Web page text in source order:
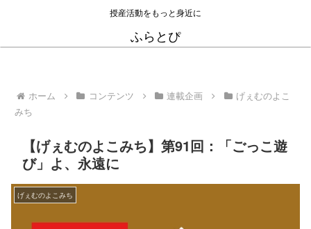
授産活動をもっと身近に
ふらとぴ
ホーム コンテンツ 連載企画
げぇむのよこ
みち
【げぇむのよこみち】第91回：「ごっこ遊
び」よ、永遠に
げぇむのよこみち